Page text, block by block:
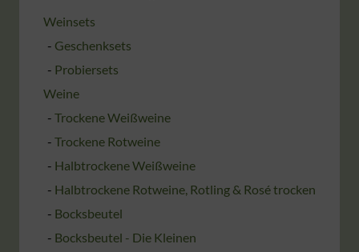
Weinsets
Geschenksets
Probiersets
Weine
Trockene Weißweine
Trockene Rotweine
Halbtrockene Weißweine
Halbtrockene Rotweine, Rotling & Rosé trocken
Bocksbeutel
Bocksbeutel - Die Kleinen